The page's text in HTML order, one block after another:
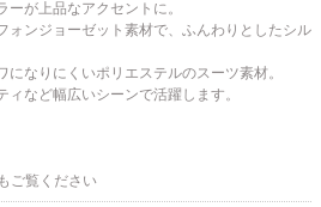
ーが上品なアクセントに。
ォンジョーゼット素材で、ふんわりとしたシル
になりにくいポリエステルのスーツ素材。
ィなど幅広いシーンで活躍します。
ご覧ください